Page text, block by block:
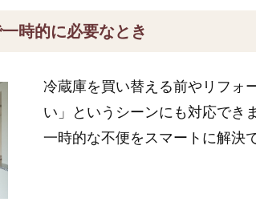
時的に必要なとき
冷蔵庫を買い替える前やリフォ
い」というシーンにも対応でき
一時的な不便をスマートに解決